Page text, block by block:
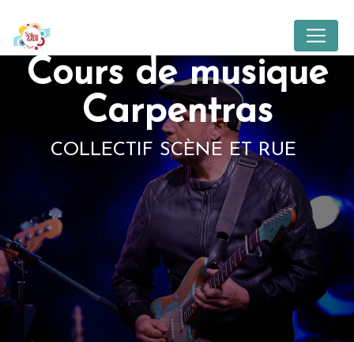
Cours de musique
Carpentras
COLLECTIF SCÈNE ET RUE